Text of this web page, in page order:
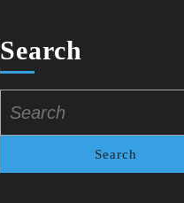
Search
for: